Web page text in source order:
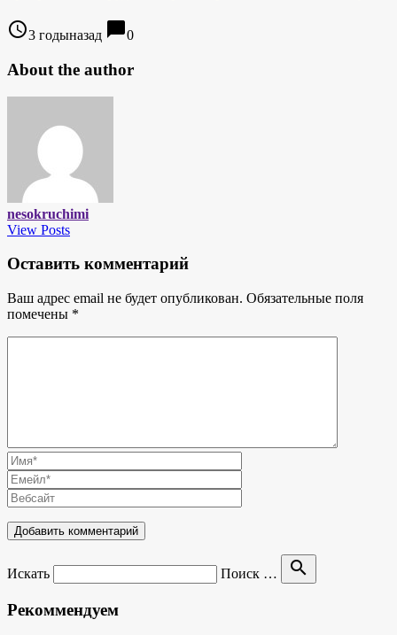
access_time3 годыназад chat_bubble0
About the author
nesokruchimi
View Posts
Оставить комментарий
Ваш адрес email не будет опубликован. Обязательные поля
помечены *
Искать Поиск … search
Рекоммендуем